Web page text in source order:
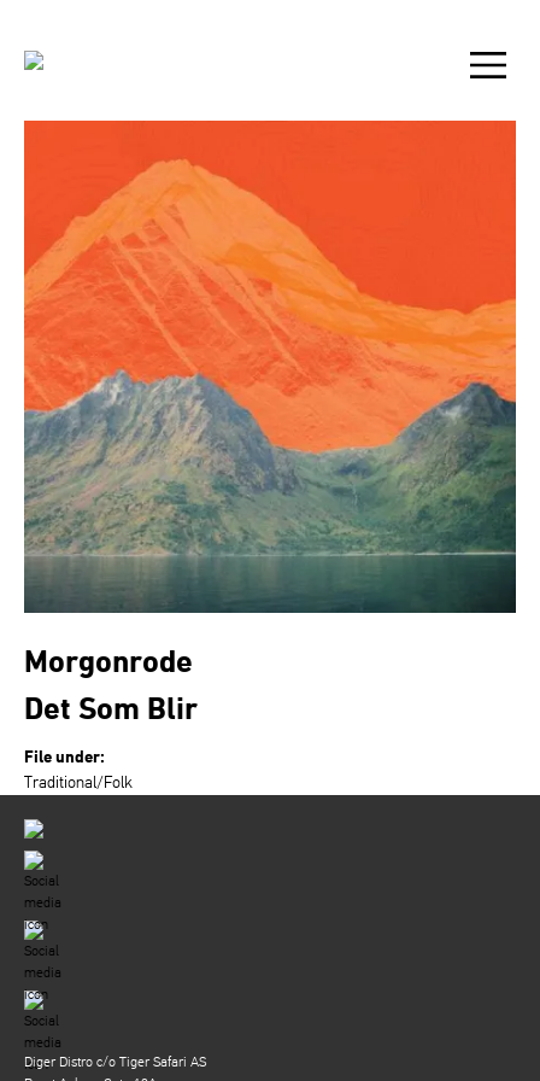
Morgonrode
Det Som Blir
File under:
Traditional/Folk
Diger Distro c/o Tiger Safari AS